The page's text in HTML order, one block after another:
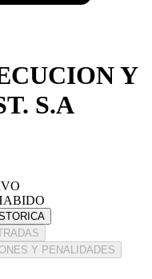
Y
S.A
Y PENALIDADES